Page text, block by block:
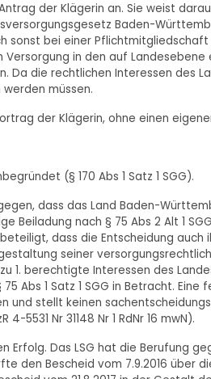
der Klägerin an. Sie weist
Baden-
sonst bei einer Pflichtmitgliedschaft
in den auf
Da die rechtlichen Interessen des
müssen.
der Klägerin, ohne einen
(§ 170 Abs 1 Satz 1 SGG).
dass das Land Baden-
Beiladung nach § 75 Abs 2 Alt 1
dass die Entscheidung auch
seiner
1. berechtigte Interessen des
Abs 1 Satz 1 SGG in Betracht.
und stellt keinen
5531 Nr 31148 Nr 1 RdNr 16 mwN).
Erfolg. Das LSG hat die Berufung
den Bescheid vom 7.9.2016 über